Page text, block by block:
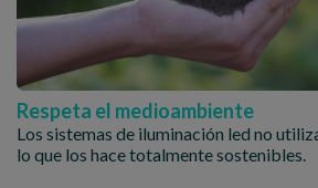
Respeta el medioambiente
Los sistemas de iluminación led no
lo que los hace totalmente sostenibles.